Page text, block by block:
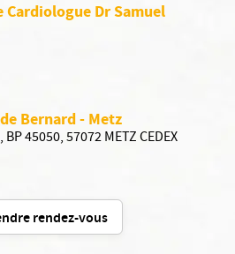
Cardiologue Dr Samuel
Bernard - Metz
45050, 57072 METZ CEDEX
rendez-vous